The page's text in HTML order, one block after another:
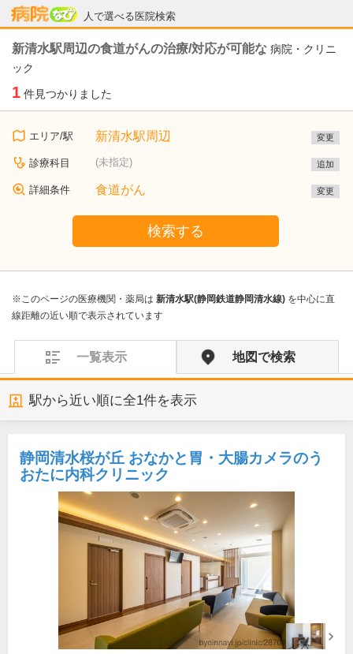
人で選べる医院検索
病院なび
新清水駅周辺の食道がんの治療/対応が可能な 病院・クリニ
ック
1 件見つかりました
エリア/駅 新清水駅周辺 変更
診療科目 (未指定) 追加
詳細条件 食道がん 変更
検索する
※このページの医療機関・薬局は 新清水駅(静岡鉄道静岡清水線) を中心に直
線距離の近い順で表示されています
一覧表示 地図で検索
駅から近い順に全1件を表示
静岡清水桜が丘 おなかと胃・大腸カメラのう
おたに内科クリニック